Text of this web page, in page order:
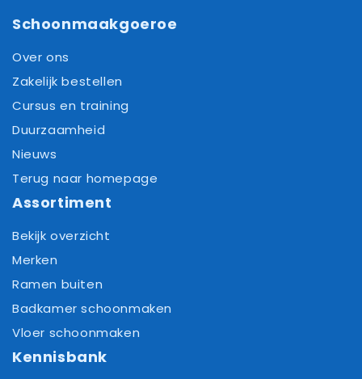
Schoonmaakgoeroe
Over ons
Zakelijk bestellen
Cursus en training
Duurzaamheid
Nieuws
Terug naar homepage
Assortiment
Bekijk overzicht
Merken
Ramen buiten
Badkamer schoonmaken
Vloer schoonmaken
Kennisbank